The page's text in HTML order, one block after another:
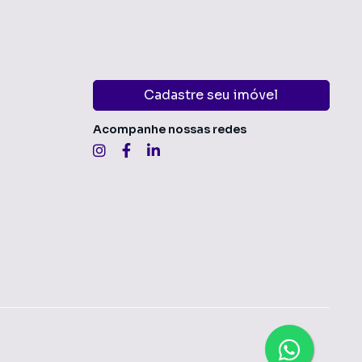
Cadastre seu imóvel
Acompanhe nossas redes